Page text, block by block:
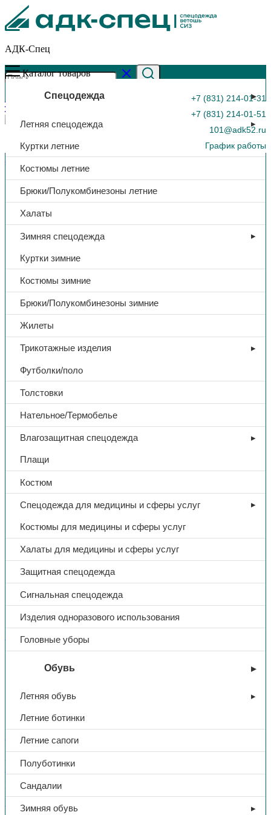
АДК-Спец
+7 (831) 214-01-31
+7 (831) 214-01-51
101@adk52.ru
График работы
0
Каталог товаров
Спецодежда
Летняя спецодежда
Куртки летние
Костюмы летние
Брюки/Полукомбинезоны летние
Халаты
Зимняя спецодежда
Куртки зимние
Костюмы зимние
Брюки/Полукомбинезоны зимние
Жилеты
Трикотажные изделия
Футболки/поло
Толстовки
Нательное/Термобелье
Влагозащитная спецодежда
Плащи
Костюм
Спецодежда для медицины и сферы услуг
Костюмы для медицины и сферы услуг
Халаты для медицины и сферы услуг
Защитная спецодежда
Сигнальная спецодежда
Изделия одноразового использования
Головные уборы
Обувь
Летняя обувь
Летние ботинки
Летние сапоги
Полуботинки
Сандалии
Зимняя обувь
Главная страница»Каталог»Полукомбинезон утеп.
«Фаворит», тк. Балтекс, (т.серый)
Брюки/Полукомбинезоны зимние
Полукомбинезон утеп.
«Фаворит», тк. Балтекс,
(т.серый)
В избранное
Зимняя спецодежда
Поделиться:
Whatsapp